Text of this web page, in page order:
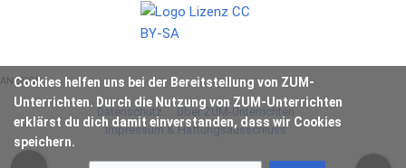
Cookies helfen uns bei der Bereitstellung von ZUM-
Unterrichten. Durch die Nutzung von ZUM-Unterrichten
erklärst du dich damit einverstanden, dass wir Cookies
speichern.
ANZEIGE
Datenschutz
Über ZUM-Unterrichten
Impressum & Haftungsausschluss